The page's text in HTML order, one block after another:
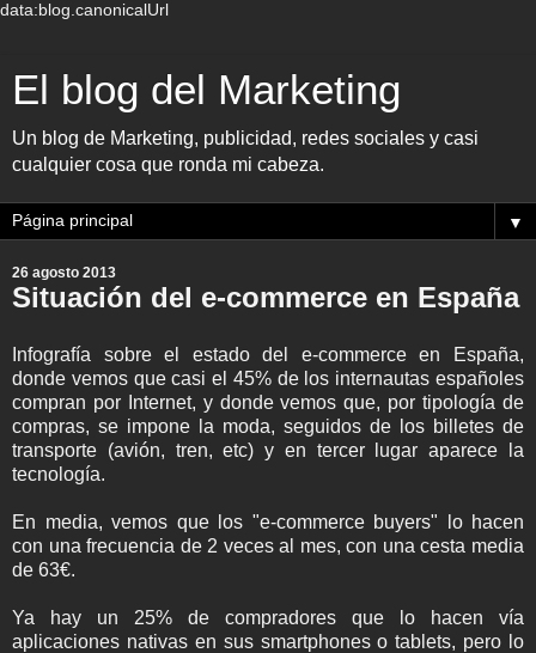
data:blog.canonicalUrl
El blog del Marketing
Un blog de Marketing, publicidad, redes sociales y casi
cualquier cosa que ronda mi cabeza.
▼
26 agosto 2013
Situación del e-commerce en España
Infografía sobre el estado del e-commerce en España,
donde vemos que casi el 45% de los internautas españoles
compran por Internet, y donde vemos que, por tipología de
compras, se impone la moda, seguidos de los billetes de
transporte (avión, tren, etc) y en tercer lugar aparece la
tecnología.
En media, vemos que los "e-commerce buyers" lo hacen
con una frecuencia de 2 veces al mes, con una cesta media
de 63€.
Ya hay un 25% de compradores que lo hacen vía
aplicaciones nativas en sus smartphones o tablets, pero lo